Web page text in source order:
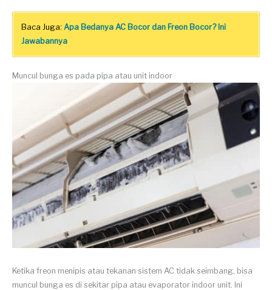
Baca Juga: Apa Bedanya AC Bocor dan Freon Bocor? Ini
Jawabannya
Muncul bunga es pada pipa atau unit indoor
Ketika freon menipis atau tekanan sistem AC tidak seimbang, bisa
muncul bunga es di sekitar pipa atau evaporator indoor unit. Ini